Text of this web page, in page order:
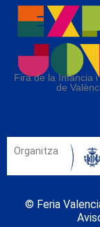
Fira de la Infància
de
Organitza
© Feria